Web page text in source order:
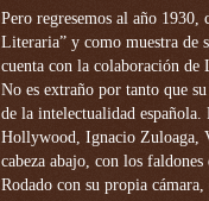
Pero regresemos al año
Literaria” y como muestra de
cuenta con la colaboración de
No es extraño por tanto que
de la intelectualidad
Hollywood, Ignacio Zuloaga,
cabeza abajo, con los
Rodado con su propia